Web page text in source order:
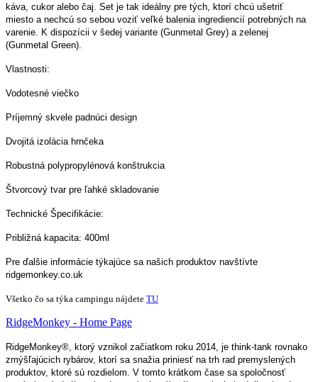
káva, cukor alebo čaj. Set je tak ideálny pre tých, ktorí chcú ušetriť
miesto a nechcú so sebou voziť veľké balenia ingrediencií potrebných na
varenie. K dispozícii v šedej variante (Gunmetal Grey) a zelenej
(Gunmetal Green).
Vlastnosti:
Vodotesné viečko
Príjemný skvele padnúci design
Dvojitá izolácia hrnčeka
Robustná polypropylénová konštrukcia
Štvorcový tvar pre ľahké skladovanie
Technické Špecifikácie:
Približná kapacita: 400ml
Pre ďalšie informácie týkajúce sa našich produktov navštívte
ridgemonkey.co.uk
Všetko čo sa týka campingu nájdete TU
RidgeMonkey - Home Page
RidgeMonkey®, ktorý vznikol začiatkom roku 2014, je think-tank rovnako
zmýšľajúcich rybárov, ktorí sa snažia priniesť na trh rad premyslených
produktov, ktoré sú rozdielom. V tomto krátkom čase sa spoločnosť